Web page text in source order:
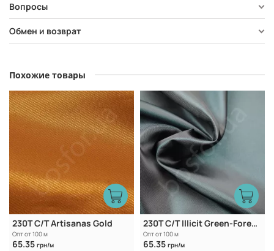
Вопросы
Обмен и возврат
Похожие товары
230T C/T Artisanas Gold
Опт от 100 м
65.35 грн/м
230T C/T Illicit Green-Forest Night
Опт от 100 м
65.35 грн/м